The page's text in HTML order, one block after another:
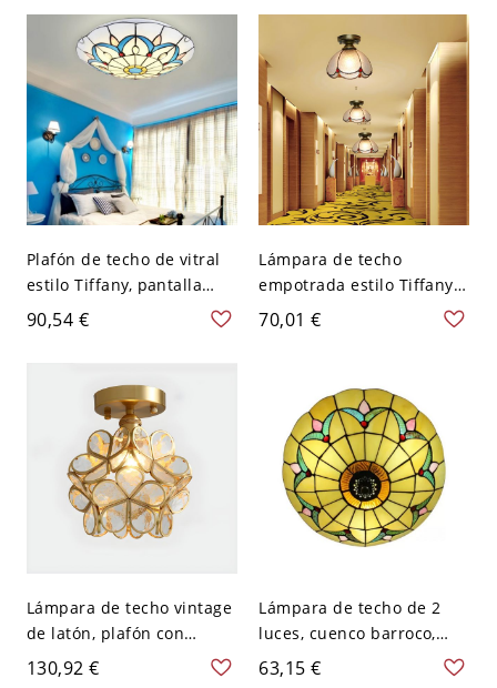
y recibidor - 110 A 120 V
Rojo-verde 40,64 cm
Déco para dormitorio o
recibidor - 110 A 120 V
Redondo
Plafón de techo de vitral
estilo Tiffany, pantalla
artesanal de arte
geométrico para
110 A 120 V Amarillo 30,48
90,54 €
Lámpara de techo
empotrada estilo Tiffany
vintage, vitral floral -
Rojo-blanco 110 A 120 V
70,01 €
Lámpara de techo vintage
de latón, plafón con
pétalos de flor de vidrio
130,92 €
Lámpara de techo de 2
luces, cuenco barroco,
vidrio emplomado
63,15 €